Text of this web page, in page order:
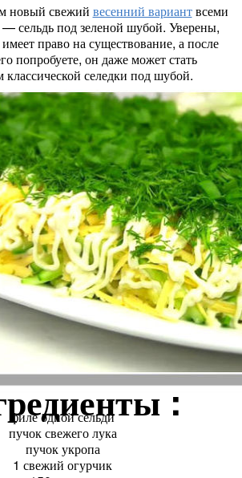
новый свежий весенний вариантвсеми
сельдь под зеленой шубой. Уверены,
право на существование, а после
попробуете, он даже может стать
классической селедки под шубой.
:
филе одной сельди
пучок свежего лука
пучок укропа
1 свежий огурчик